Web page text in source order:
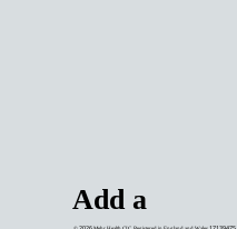
Add a